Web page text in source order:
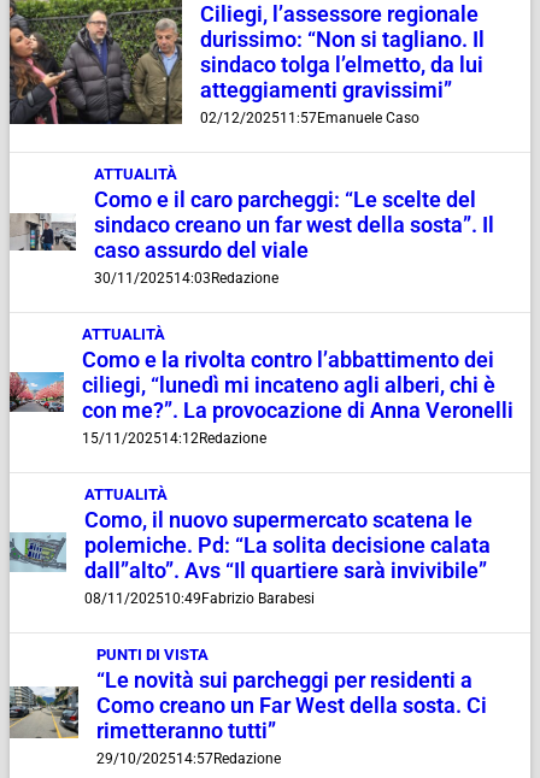
Ciliegi, l’assessore regionale
durissimo: “Non si tagliano. Il
sindaco tolga l’elmetto, da lui
atteggiamenti gravissimi”
02/12/202511:57Emanuele Caso
ATTUALITÀ
Como e il caro parcheggi: “Le scelte del
sindaco creano un far west della sosta”. Il
caso assurdo del viale
30/11/202514:03Redazione
ATTUALITÀ
Como e la rivolta contro l’abbattimento dei
ciliegi, “lunedì mi incateno agli alberi, chi è
con me?”. La provocazione di Anna Veronelli
15/11/202514:12Redazione
ATTUALITÀ
Como, il nuovo supermercato scatena le
polemiche. Pd: “La solita decisione calata
dall”alto”. Avs “Il quartiere sarà invivibile”
08/11/202510:49Fabrizio Barabesi
PUNTI DI VISTA
“Le novità sui parcheggi per residenti a
Como creano un Far West della sosta. Ci
rimetteranno tutti”
29/10/202514:57Redazione